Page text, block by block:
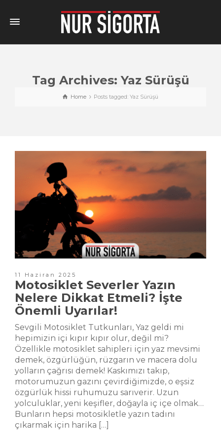
Tag Archives: Yaz Sürüşü
Home Posts tagged: Yaz Sürüşü
11 Haziran 2025
Motosiklet Severler Yazın
Nelere Dikkat Etmeli? İşte
Önemli Uyarılar!
Sevgili Motosiklet Tutkunları, Yaz geldi mi
hepimizin içi kıpır kıpır olur, değil mi?
Özellikle motosiklet sahipleri için yaz mevsimi
demek, özgürlüğün, rüzgarın ve macera dolu
yolların çağrısı demek! Kaskımızı takıp,
motorumuzun gazını çevirdiğimizde, o eşsiz
özgürlük hissi ruhumuzu sarıverir. Uzun
yolculuklar, yeni keşifler, doğayla iç içe olmak…
Bunların hepsi motosikletle yazın tadını
çıkarmak için harika […]